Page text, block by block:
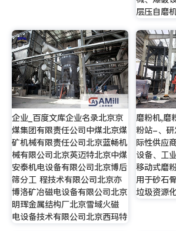
层压自磨
企业_百度文库企业名录北京京
煤集团有限责任公司中煤北京煤
矿机械有限责任公司北京蓝畅机
械有限公司北京英迈特北京中煤
安泰机电设备有限公司北京博后
筛分工 程技术有限公司北京亦
博洛矿冶磁电设备有限公司北京
明珲金属结构厂北京雪域火磁
电设备技术有限公司北京西玛特
磨粉机,磨
粉站-、研
际性供应
设备、工
移动式磨
用于砂石
垃圾资源